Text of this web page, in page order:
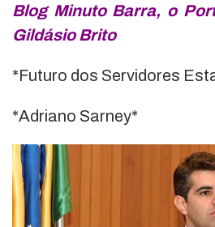
Blog Minuto Barra, o
Gildásio Brito
*Futuro dos Servidores
*Adriano Sarney*